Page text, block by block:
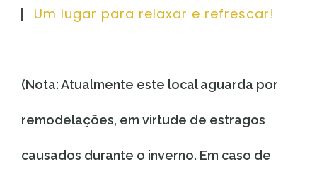
Um lugar para relaxar e refrescar!
(Nota: Atualmente este local aguarda por
remodelações, em virtude de estragos
causados durante o inverno. Em caso de